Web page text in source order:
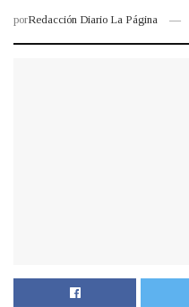
porRedacción Diario La Página